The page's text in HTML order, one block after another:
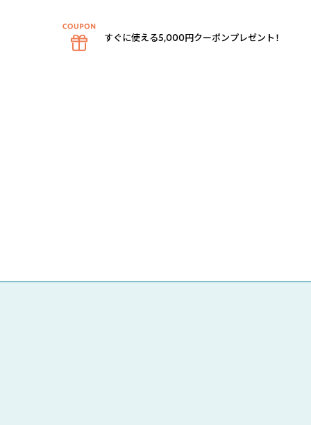
すぐに使える5,000円クーポンプレゼント！